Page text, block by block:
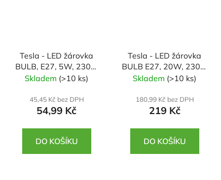
Tesla - LED žárovka
BULB, E27, 5W, 230V,
500lm, 25 000h,
Skladem (>10 ks)
45,45 Kč bez DPH
54,99 Kč
DO KOŠÍKU
Tesla - LED žárovka
BULB E27, 20W, 230V,
2500lm, 25 000h,
220st
Skladem (>10 ks)
180,99 Kč bez DPH
219 Kč
DO KOŠÍKU